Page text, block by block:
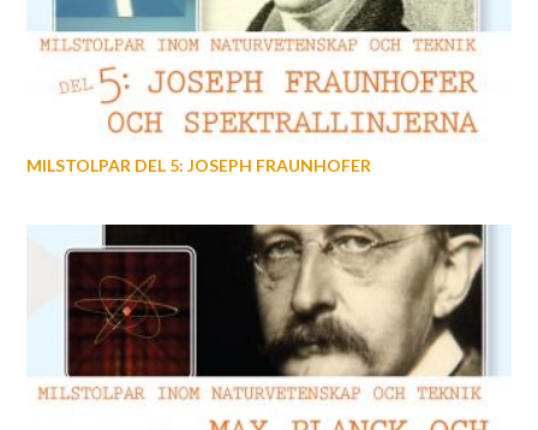
MILSTOLPAR DEL 5: JOSEPH FRAUNHOFER